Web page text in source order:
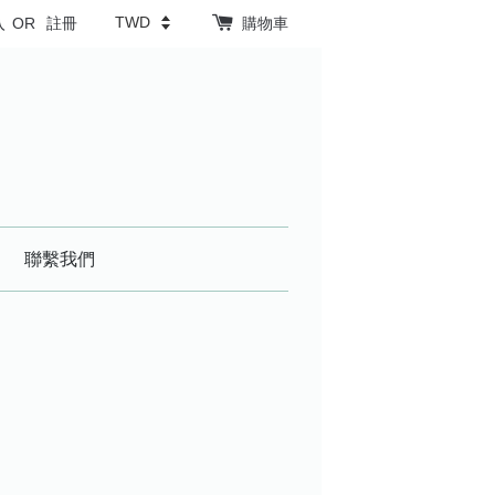
OR 註冊 購物車
聯繫我們